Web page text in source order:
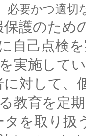
必要かつ適切
保護のた
自己点検
実施して
に対して
教育を定
タを取り